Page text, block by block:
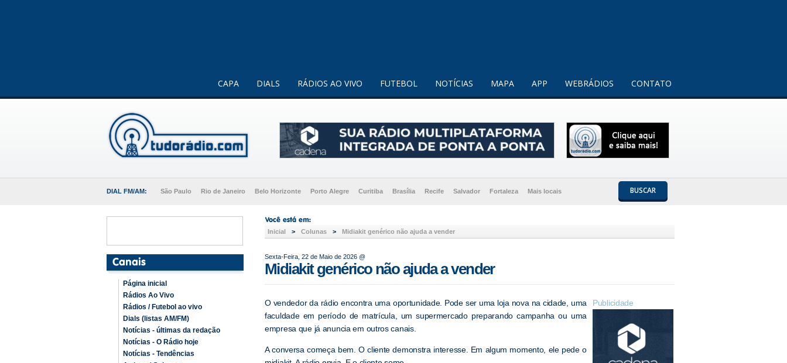
CAPA DIALS RÁDIOS AO VIVO FUTEBOL NOTÍCIAS MAPA APP WEBRÁDIOS CONTATO
DIAL FM/AM: São Paulo Rio de Janeiro Belo Horizonte Porto Alegre Curitiba Brasília Recife Salvador Fortaleza Mais locais BUSCAR
Página inicial
Rádios Ao Vivo
Rádios / Futebol ao vivo
Dials (listas AM/FM)
Notícias - últimas da redação
Notícias - O Rádio hoje
Notícias - Tendências
Inicial > Colunas > Midiakit genérico não ajuda a vender
Sexta-Feira, 22 de Maio de 2026 @
Midiakit genérico não ajuda a vender
Publicidade
O vendedor da rádio encontra uma oportunidade. Pode ser uma loja nova na cidade, uma
faculdade em período de matrícula, um supermercado preparando campanha ou uma
empresa que já anuncia em outros canais.
A conversa começa bem. O cliente demonstra interesse. Em algum momento, ele pede o